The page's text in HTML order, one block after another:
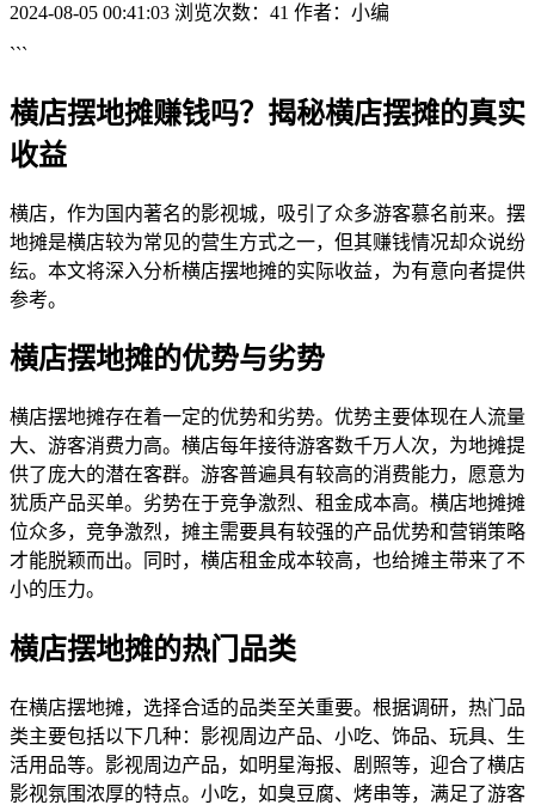
2024-08-05 00:41:03 浏览次数：41 作者：小编
```
横店摆地摊赚钱吗？揭秘横店摆摊的真实
收益
横店，作为国内著名的影视城，吸引了众多游客慕名前来。摆
地摊是横店较为常见的营生方式之一，但其赚钱情况却众说纷
纭。本文将深入分析横店摆地摊的实际收益，为有意向者提供
参考。
横店摆地摊的优势与劣势
横店摆地摊存在着一定的优势和劣势。优势主要体现在人流量
大、游客消费力高。横店每年接待游客数千万人次，为地摊提
供了庞大的潜在客群。游客普遍具有较高的消费能力，愿意为
犹质产品买单。劣势在于竞争激烈、租金成本高。横店地摊摊
位众多，竞争激烈，摊主需要具有较强的产品优势和营销策略
才能脱颖而出。同时，横店租金成本较高，也给摊主带来了不
小的压力。
横店摆地摊的热门品类
在横店摆地摊，选择合适的品类至关重要。根据调研，热门品
类主要包括以下几种：影视周边产品、小吃、饰品、玩具、生
活用品等。影视周边产品，如明星海报、剧照等，迎合了横店
影视氛围浓厚的特点。小吃，如臭豆腐、烤串等，满足了游客